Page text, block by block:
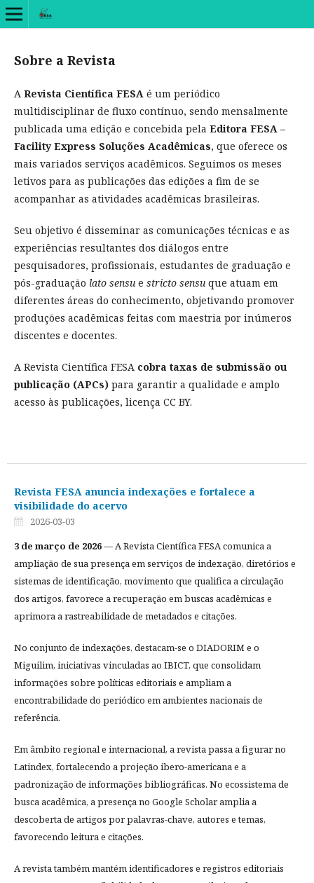
Sobre a Revista
A Revista Científica FESA é um periódico
multidisciplinar de fluxo contínuo, sendo mensalmente
publicada uma edição e concebida pela Editora FESA –
Facility Express Soluções Acadêmicas, que oferece os
mais variados serviços acadêmicos. Seguimos os meses
letivos para as publicações das edições a fim de se
acompanhar as atividades acadêmicas brasileiras.
Seu objetivo é disseminar as comunicações técnicas e as
experiências resultantes dos diálogos entre
pesquisadores, profissionais, estudantes de graduação e
pós-graduação lato sensu e stricto sensu que atuam em
diferentes áreas do conhecimento, objetivando promover
produções acadêmicas feitas com maestria por inúmeros
discentes e docentes.
A Revista Científica FESA cobra taxas de submissão ou
publicação (APCs) para garantir a qualidade e amplo
acesso às publicações, licença CC BY.
Revista FESA anuncia indexações e fortalece a
visibilidade do acervo
2026-03-03
3 de março de 2026— A Revista Científica FESA comunica a
ampliação de sua presença em serviços de indexação, diretórios e
sistemas de identificação, movimento que qualifica a circulação
dos artigos, favorece a recuperação em buscas acadêmicas e
aprimora a rastreabilidade de metadados e citações.
No conjunto de indexações, destacam-se o DIADORIM e o
Miguilim, iniciativas vinculadas ao IBICT, que consolidam
informações sobre políticas editoriais e ampliam a
encontrabilidade do periódico em ambientes nacionais de
referência.
Em âmbito regional e internacional, a revista passa a figurar no
Latindex, fortalecendo a projeção ibero-americana e a
padronização de informações bibliográficas. No ecossistema de
busca acadêmica, a presença no Google Scholar amplia a
descoberta de artigos por palavras-chave, autores e temas,
favorecendo leitura e citações.
A revista também mantém identificadores e registros editoriais